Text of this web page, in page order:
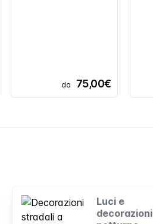
da 75,00€
Luci e
decorazioni